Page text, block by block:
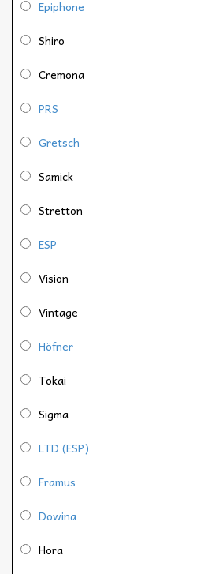
Epiphone
Shiro
Cremona
PRS
Gretsch
Samick
Stretton
ESP
Vision
Vintage
Höfner
Tokai
Sigma
LTD (ESP)
Framus
Dowina
Hora